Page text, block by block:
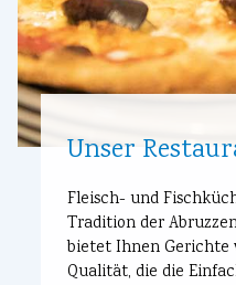
Unser
Fleisch- und
Tradition der
bietet Ihnen Gerichte
Qualität, die die